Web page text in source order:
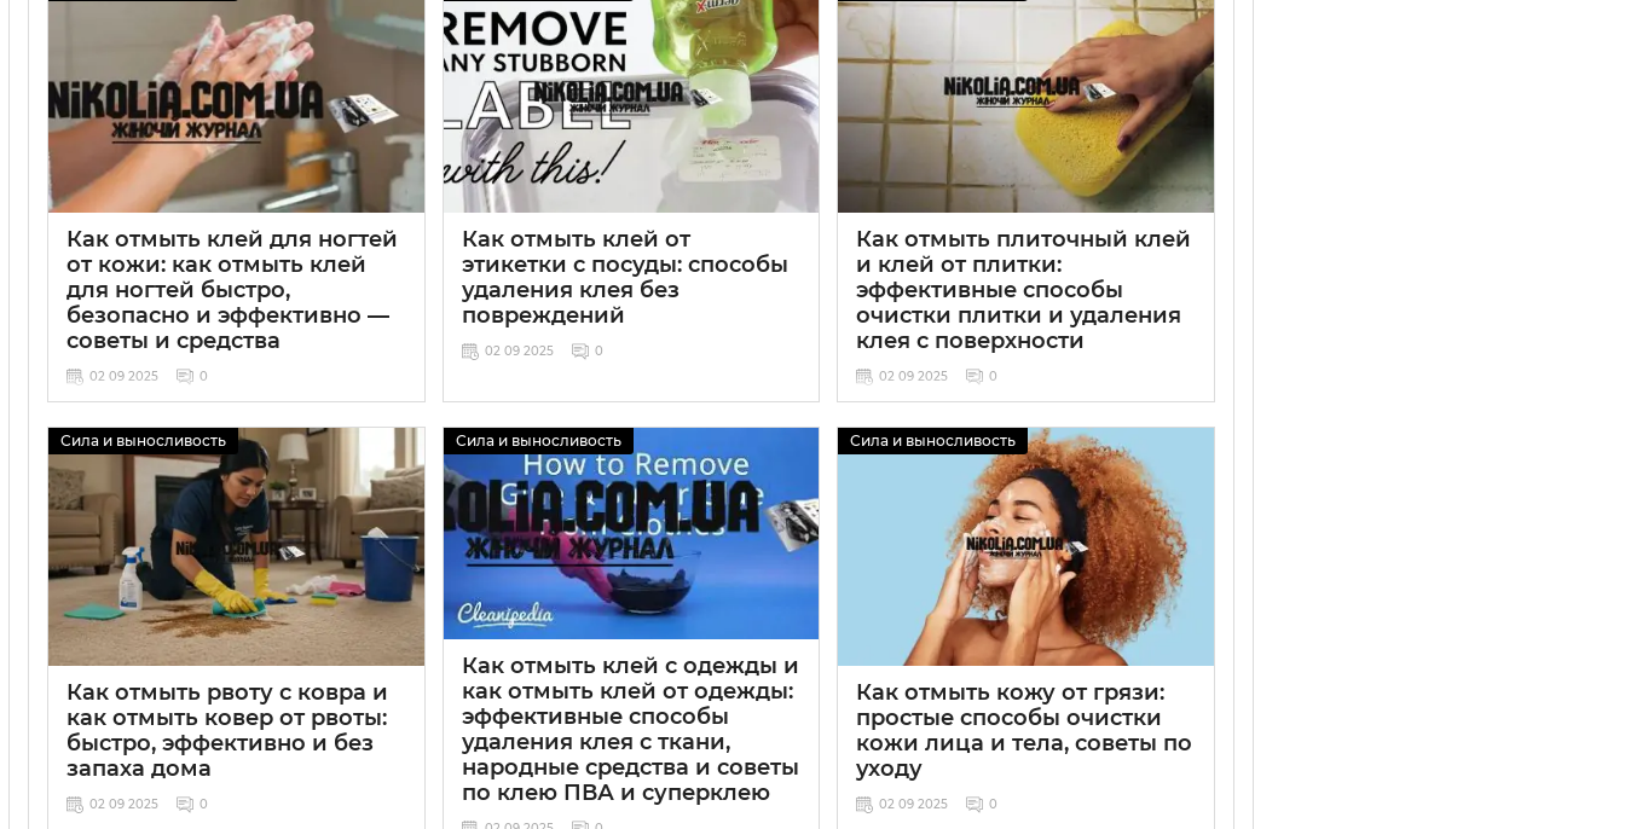
Как отмыть клей для ногтей
от кожи: как отмыть клей
для ногтей быстро,
безопасно и эффективно —
советы и средства
02 09 2025 0
Как отмыть клей от
этикетки с посуды: способы
удаления клея без
повреждений
02 09 2025 0
Как отмыть плиточный клей
и клей от плитки:
эффективные способы
очистки плитки и удаления
клея с поверхности
02 09 2025 0
Сила и выносливость
Как отмыть рвоту с ковра и
как отмыть ковер от рвоты:
быстро, эффективно и без
запаха дома
02 09 2025 0
Сила и выносливость
Как отмыть клей с одежды и
как отмыть клей от одежды:
эффективные способы
удаления клея с ткани,
народные средства и советы
по клею ПВА и суперклею
Сила и выносливость
Как отмыть кожу от грязи:
простые способы очистки
кожи лица и тела, советы по
уходу
02 09 2025 0